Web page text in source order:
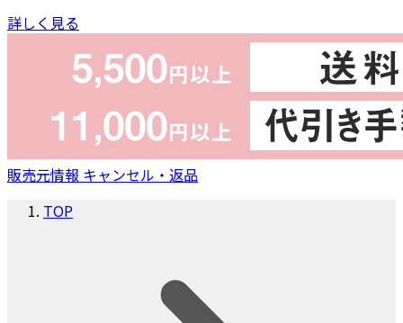
詳しく見る
販売元情報 キャンセル・返品
TOP